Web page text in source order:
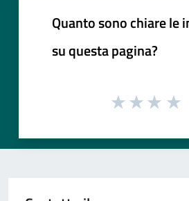
Quanto sono chiare le
su questa pagina?